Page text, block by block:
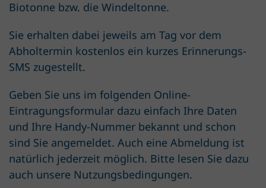
Biotonne bzw. die Windeltonne.
Sie erhalten dabei jeweils am Tag vor dem
Abholtermin kostenlos ein kurzes Erinnerungs-
SMS zugestellt.
Geben Sie uns im folgenden Online-
Eintragungsformular dazu einfach Ihre Daten
und Ihre Handy-Nummer bekannt und schon
sind Sie angemeldet. Auch eine Abmeldung ist
natürlich jederzeit möglich. Bitte lesen Sie dazu
auch unsere Nutzungsbedingungen.